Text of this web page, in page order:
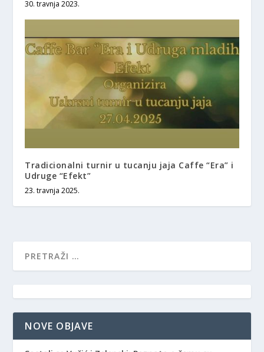
30. travnja 2023.
Tradicionalni turnir u tucanju jaja Caffe “Era” i
Udruge “Efekt”
23. travnja 2025.
NOVE OBJAVE